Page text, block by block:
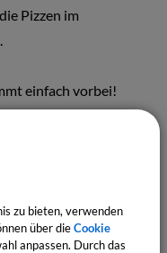
Pizzen im
einfach vorbei!
zu bieten, verwenden
über dieCookie
anpassen. Durch das